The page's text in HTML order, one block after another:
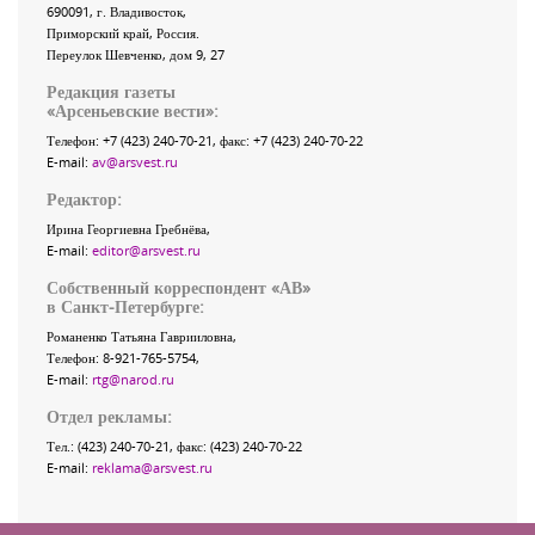
690091, г. Владивосток,
Приморский край, Россия
Переулок Шевченко, дом 9, 27
Редакция газеты
«Арсеньевские вести»:
Телефон: +7 (423) 240-70-21, факс: +7 (423) 240-70-22
E-mail: av@arsvest.ru
Редактор:
Ирина Георгиевна Гребнёва,
E-mail: editor@arsvest.ru
Собственный корреспондент «АВ»
в Санкт-Петербурге:
Романенко Татьяна Гаврииловна,
Телефон: 8-921-765-5754,
E-mail: rtg@narod.ru
Отдел рекламы:
Тел.: (423) 240-70-21, факс: (423) 240-70-22
E-mail: reklama@arsvest.ru